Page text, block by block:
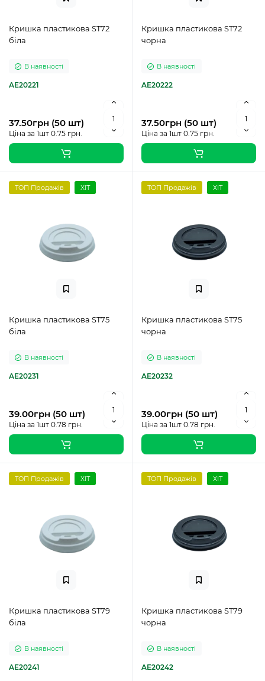
Кришка пластикова ST72
біла
В наявності
AE20221
37.50грн (50 шт)
Ціна за 1шт 0.75 грн.
Кришка пластикова ST72
чорна
В наявності
AE20222
37.50грн (50 шт)
Ціна за 1шт 0.75 грн.
ТОП Продажів ХІТ
Кришка пластикова ST75
біла
В наявності
AE20231
39.00грн (50 шт)
Ціна за 1шт 0.78 грн.
ТОП Продажів ХІТ
Кришка пластикова ST75
чорна
В наявності
AE20232
39.00грн (50 шт)
Ціна за 1шт 0.78 грн.
ТОП Продажів ХІТ
Кришка пластикова ST79
біла
В наявності
AE20241
ТОП Продажів ХІТ
Кришка пластикова ST79
чорна
В наявності
AE20242